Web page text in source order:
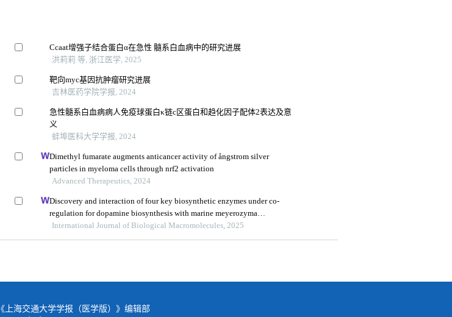
Ccaat增强子结合蛋白α在急性 髓系白血病中的研究进展
洪莉莉 等, 浙江医学, 2025
靶向myc基因抗肿瘤研究进展
吉林医药学院学报, 2024
急性髓系白血病病人免疫球蛋白κ链c区蛋白和趋化因子配体2表达及意
义
蚌埠医科大学学报, 2024
Dimethyl fumarate augments anticancer activity of ångstrom silver
particles in myeloma cells through nrf2 activation
Advanced Therapeutics, 2024
Discovery and interaction of four key biosynthetic enzymes under co-
regulation for dopamine biosynthesis with marine meyerozyma
guilliermondii gxdk6 and bacillus aryabhattai nm1-a2
International Journal of Biological Macromolecules, 2025
上海交通大学学报（医学版）》编辑部